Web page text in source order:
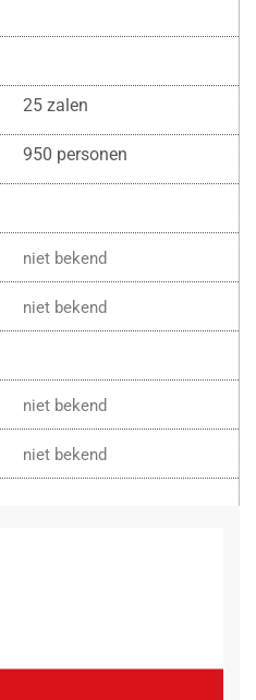
25 zalen
950 personen
niet bekend
niet bekend
niet bekend
niet bekend